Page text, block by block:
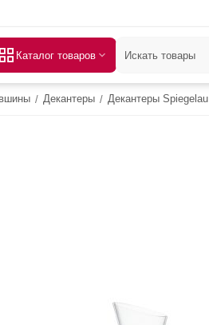
Каталог товаров
/ Декантеры / Декантеры Spiegelau